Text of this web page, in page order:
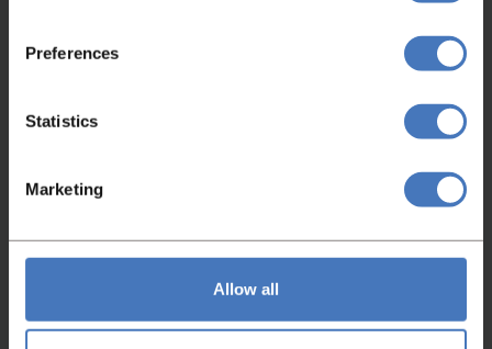
Preferences
Statistics
Marketing
Allow all
Wenn Sie nicht gefunden haben, wonach Sie
helfen Ihnen gerne weiter!
Kontaktieren Sie uns